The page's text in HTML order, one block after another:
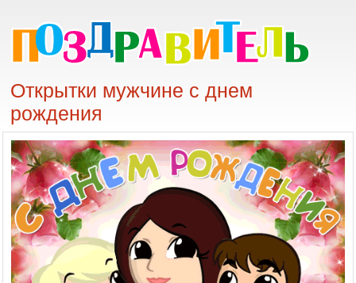
Открытки мужчине с днем
рождения